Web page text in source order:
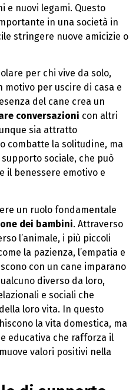
e nuovi legami. Questo
in una società in
stringere nuove amicizie o
per chi vive da solo,
per uscire di casa e
del cane crea un
conversazioni con altri
sia attratto
combatte la solitudine, ma
sociale, che può
il benessere emotivo e
un ruolo fondamentale
dei bambini. Attraverso
l’animale, i più piccoli
la pazienza, l’empatia e
con un cane imparano
diverso da loro,
e sociali che
loro vita. In questo
la vita domestica, ma
educativa che rafforza il
valori positivi nella